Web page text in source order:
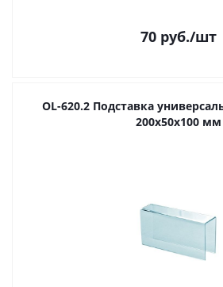
70руб./шт
OL-620.2 Подставка
200х50х100 мм